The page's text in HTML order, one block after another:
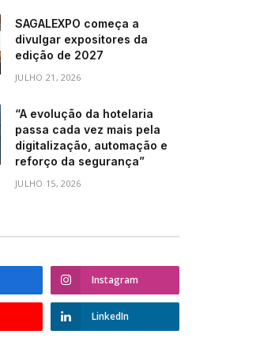
SAGALEXPO começa a
divulgar expositores da
edição de 2027
JULHO 21, 2026
“A evolução da hotelaria
passa cada vez mais pela
digitalização, automação e
reforço da segurança”
JULHO 15, 2026
Instagram
LinkedIn